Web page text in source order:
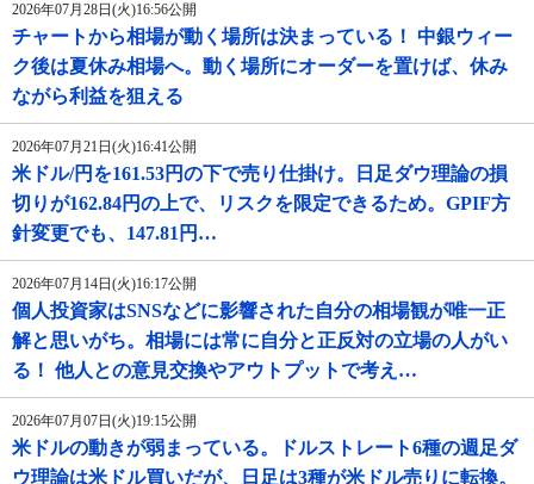
2026年07月28日(火)16:56公開
チャートから相場が動く場所は決まっている！ 中銀ウィー
ク後は夏休み相場へ。動く場所にオーダーを置けば、休み
ながら利益を狙える
2026年07月21日(火)16:41公開
米ドル/円を161.53円の下で売り仕掛け。日足ダウ理論の損
切りが162.84円の上で、リスクを限定できるため。GPIF方
針変更でも、147.81円…
2026年07月14日(火)16:17公開
個人投資家はSNSなどに影響された自分の相場観が唯一正
解と思いがち。相場には常に自分と正反対の立場の人がい
る！ 他人との意見交換やアウトプットで考え…
2026年07月07日(火)19:15公開
米ドルの動きが弱まっている。ドルストレート6種の週足ダ
ウ理論は米ドル買いだが、日足は3種が米ドル売りに転換。